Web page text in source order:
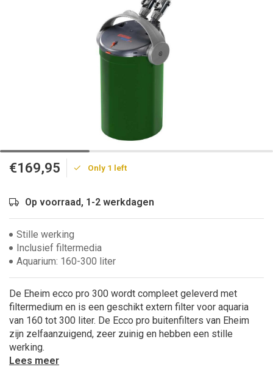
€169,95 Only 1 left
Op voorraad, 1-2 werkdagen
Stille werking
Inclusief filtermedia
Aquarium: 160-300 liter
De Eheim ecco pro 300 wordt compleet geleverd met
filtermedium en is een geschikt extern filter voor aquaria
van 160 tot 300 liter. De Ecco pro buitenfilters van Eheim
zijn zelfaanzuigend, zeer zuinig en hebben een stille
werking.
Lees meer